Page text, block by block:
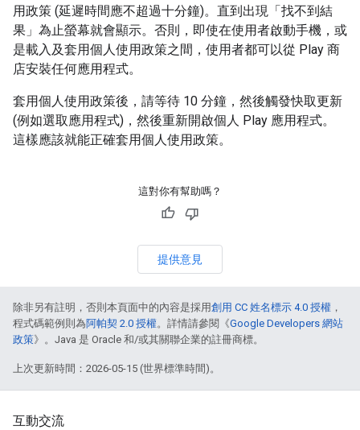
用政策 (延遲時間應不超過十分鐘)。直到出現「找不到結
果」為止螢幕就會顯示。否則，即使在使用者啟動手機，或
是載入及套用個人使用政策之間，使用者都可以從 Play 商
店安裝任何應用程式。
套用個人使用政策後，請等待 10 分鐘，然後觸發快取更新
(例如選取應用程式)，然後重新開啟個人 Play 應用程式。
這樣應該就能正確套用個人使用政策。
這對你有幫助嗎？
提供意見
除非另有註明，否則本頁面中的內容是採用創用 CC 姓名標示 4.0 授權 ，
程式碼範例則為阿帕契 2.0 授權。詳情請參閱《Google Developers 網站
政策》。Java 是 Oracle 和/或其關聯企業的註冊商標。
上次更新時間：2026-05-15 (世界標準時間)。
互動交流